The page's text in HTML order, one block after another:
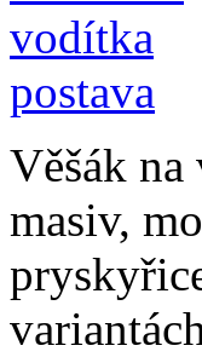
Věšák
masiv,